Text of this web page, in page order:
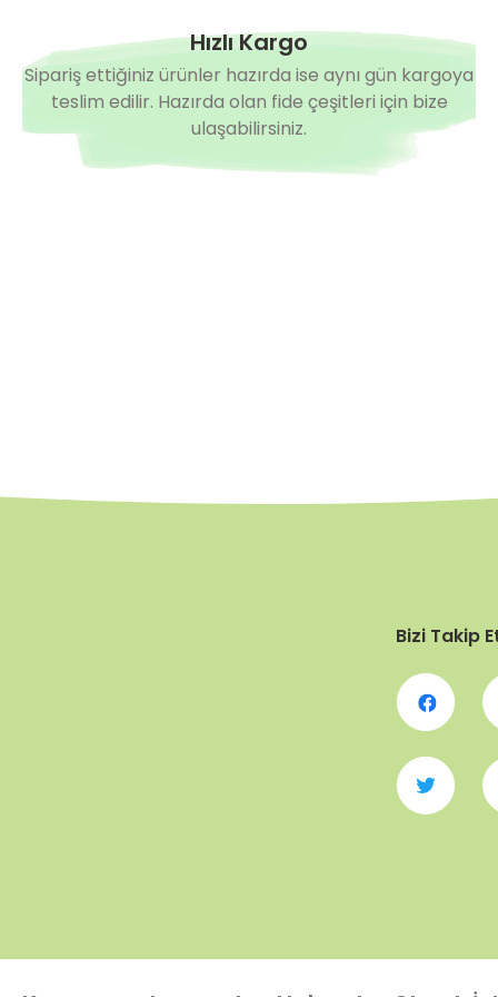
Hızlı Kargo
Sipariş ettiğiniz ürünler hazırda ise aynı gün kargoya
teslim edilir. Hazırda olan fide çeşitleri için bize
ulaşabilirsiniz.
Bizi Takip